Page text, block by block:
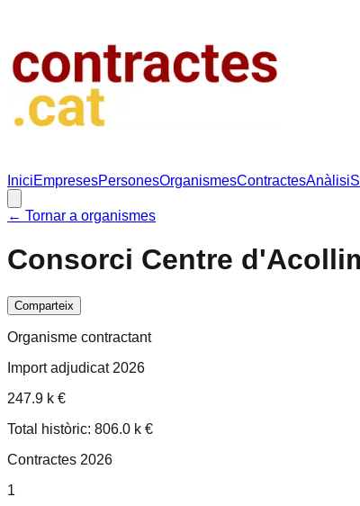
IniciEmpresesPersonesOrganismesContractesAnàlisi
← Tornar a organismes
Consorci Centre
Comparteix
Organisme contractant
Import adjudicat 2026
247.9 k €
Total històric: 806.0 k €
Contractes 2026
1